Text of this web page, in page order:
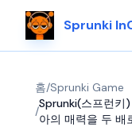
Sprunki
홈/Sprunki Game
/
Sprunki(스프런키
아의 매력을 두 배